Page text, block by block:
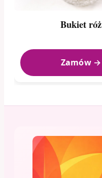
Bukiet róż
Zamów →